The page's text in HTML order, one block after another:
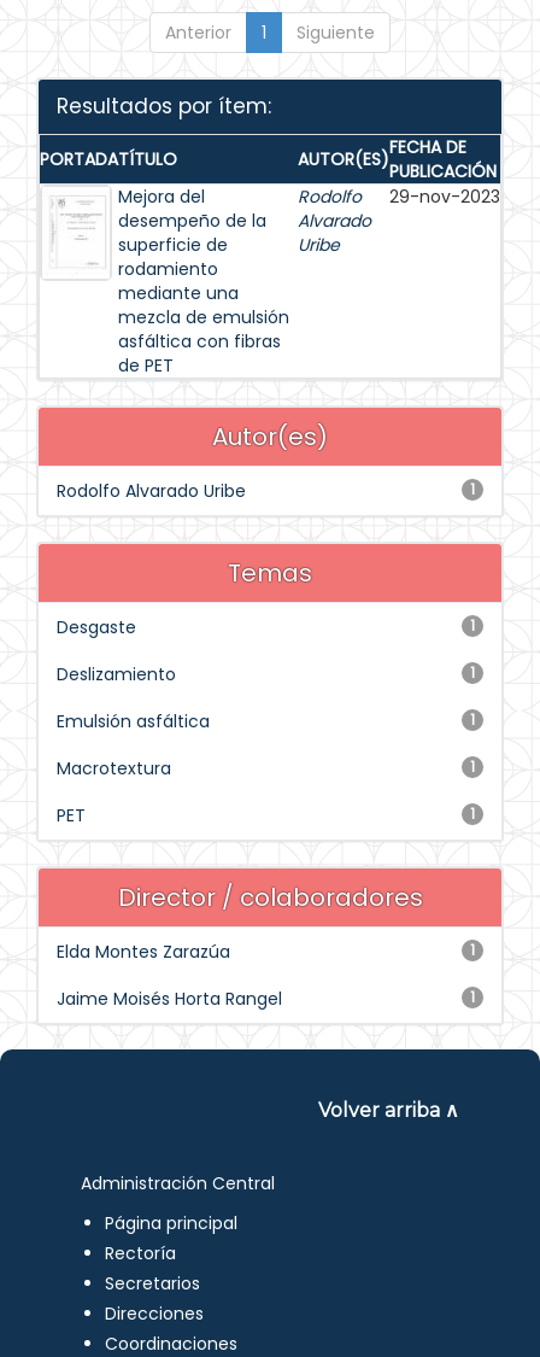
Anterior 1 Siguiente
Resultados por ítem:
PORTADATÍTULO AUTOR(ES)FECHA DE
PUBLICACIÓN
Mejora del
desempeño de la
superficie de
rodamiento
mediante una
mezcla de emulsión
asfáltica con fibras
de PET
Rodolfo
Alvarado
Uribe
29-nov-2023
Autor(es)
1
Rodolfo Alvarado Uribe
Temas
1
Desgaste
1
Deslizamiento
1
Emulsión asfáltica
1
Macrotextura
1
PET
Director / colaboradores
1
Elda Montes Zarazúa
1
Jaime Moisés Horta Rangel
Volver arriba ∧
Administración Central
Página principal
Rectoría
Secretarios
Direcciones
Coordinaciones